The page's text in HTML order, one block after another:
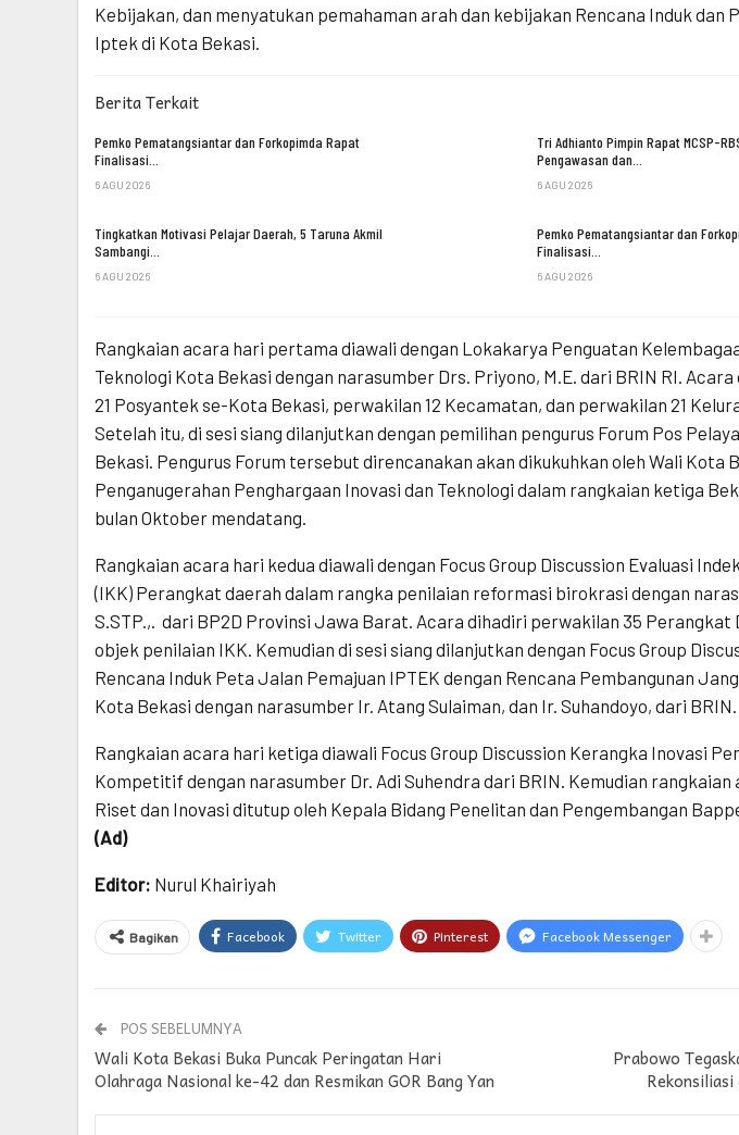
Kebijakan, dan menyatukan pemahaman arah dan kebijakan Rencana Induk dan
Iptek di Kota Bekasi.
Berita Terkait
Pemko Pematangsiantar dan Forkopimda Rapat
Finalisasi…
6 AGU 2026
Tri Adhianto Pimpin Rapat MCSP-
Pengawasan dan…
6 AGU 2026
Tingkatkan Motivasi Pelajar Daerah, 5 Taruna Akmil
Sambangi…
6 AGU 2026
Pemko Pematangsiantar dan
Finalisasi…
6 AGU 2026
Rangkaian acara hari pertama diawali dengan Lokakarya Penguatan
Teknologi Kota Bekasi dengan narasumber Drs. Priyono, M.E. dari BRIN RI.
21 Posyantek se-Kota Bekasi, perwakilan 12 Kecamatan, dan perwakilan 21
Setelah itu, di sesi siang dilanjutkan dengan pemilihan pengurus Forum Pos
Bekasi. Pengurus Forum tersebut direncanakan akan dikukuhkan oleh Wali Kota
Penganugerahan Penghargaan Inovasi dan Teknologi dalam rangkaian ketiga
bulan Oktober mendatang.
Rangkaian acara hari kedua diawali dengan Focus Group Discussion Evaluasi
(IKK) Perangkat daerah dalam rangka penilaian reformasi birokrasi dengan
S.STP.,. dari BP2D Provinsi Jawa Barat. Acara dihadiri perwakilan 35 Perangkat
objek penilaian IKK. Kemudian di sesi siang dilanjutkan dengan Focus Group
Rencana Induk Peta Jalan Pemajuan IPTEK dengan Rencana Pembangunan
Kota Bekasi dengan narasumber Ir. Atang Sulaiman, dan Ir. Suhandoyo, dari BRIN.
Rangkaian acara hari ketiga diawali Focus Group Discussion Kerangka Inovasi
Kompetitif dengan narasumber Dr. Adi Suhendra dari BRIN. Kemudian
Riset dan Inovasi ditutup oleh Kepala Bidang Penelitan dan Pengembangan
(Ad)
Editor: Nurul Khairiyah
Bagikan Facebook Twitter Pinterest Facebook Messenger
POS SEBELUMNYA
Wali Kota Bekasi Buka Puncak Peringatan Hari
Olahraga Nasional ke-42 dan Resmikan GOR Bang Yan
Prabowo